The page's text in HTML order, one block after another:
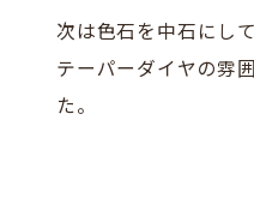
次は色石を中石にし
テーパーダイヤの雰
た。